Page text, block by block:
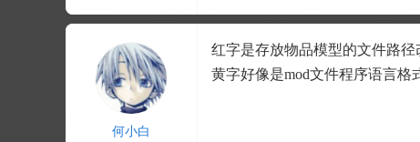
何小白
红字是存放物品模型的文件路
黄字好像是mod文件程序语言格